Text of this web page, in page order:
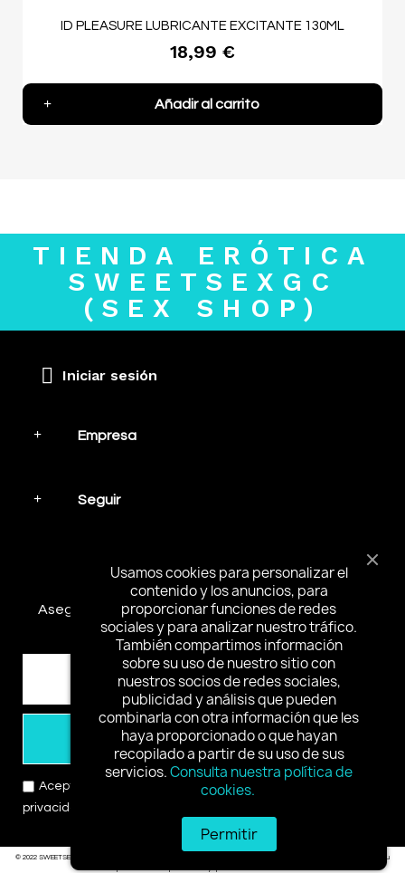
ID PLEASURE LUBRICANTE EXCITANTE 130ML
18,99 €
Añadir al carrito
TIENDA ERÓTICA
SWEETSEXGC
(SEX SHOP)
Iniciar sesión
Empresa
Seguir
Mantente en contacto
Asegúrese de suscribirse y recibir las noticias más
interesantes y ofertas especiales.
Suscribirse
Acepto los términos y condiciones y la política de
privacidad
© 2022 SWEETSEXGC Reservados todos los derechos.
Al ingresar a este sitio, usted jura que es mayor de edad en su
Usamos cookies para personalizar el
contenido y los anuncios, para
proporcionar funciones de redes
sociales y para analizar nuestro tráfico.
También compartimos información
sobre su uso de nuestro sitio con
nuestros socios de redes sociales,
publicidad y análisis que pueden
combinarla con otra información que les
haya proporcionado o que hayan
recopilado a partir de su uso de sus
servicios.Consulta nuestra política de
cookies.
Permitir